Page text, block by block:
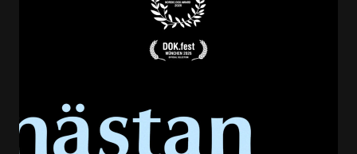
Annonsurklipp, Dagens Nyheter
Annonsurklipp, Expressen
Filmnummer
527